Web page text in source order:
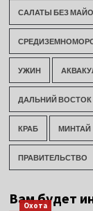
САЛАТЫ БЕЗ
УЖИН
ДАЛЬНИЙ ВОСТОК
КРАБ МИНТАЙ
ПРАВИТЕЛЬСТВО
Вам будет
Охота